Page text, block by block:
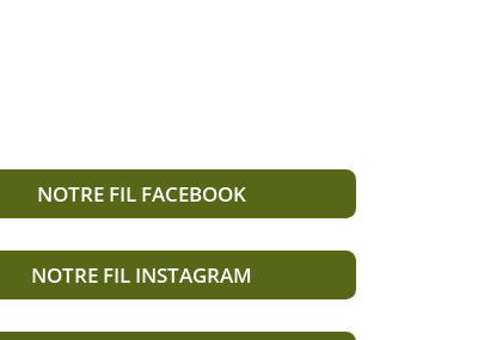
NOTRE FIL FACEBOOK
NOTRE FIL INSTAGRAM